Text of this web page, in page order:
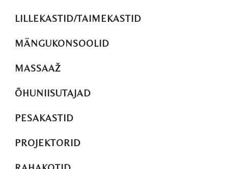
LILLEKASTID/TAIMEKASTID
MÄNGUKONSOOLID
MASSAAŽ
ÕHUNIISUTAJAD
PESAKASTID
PROJEKTORID